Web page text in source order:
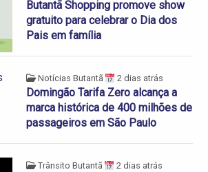
Butantã Shopping promove show
gratuito para celebrar o Dia dos
Pais em família
Notícias Butantã 2 dias atrás
Domingão Tarifa Zero alcança a
marca histórica de 400 milhões de
passageiros em São Paulo
Trânsito Butantã 2 dias atrás